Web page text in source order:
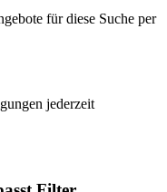
für diese Suche per
jederzeit